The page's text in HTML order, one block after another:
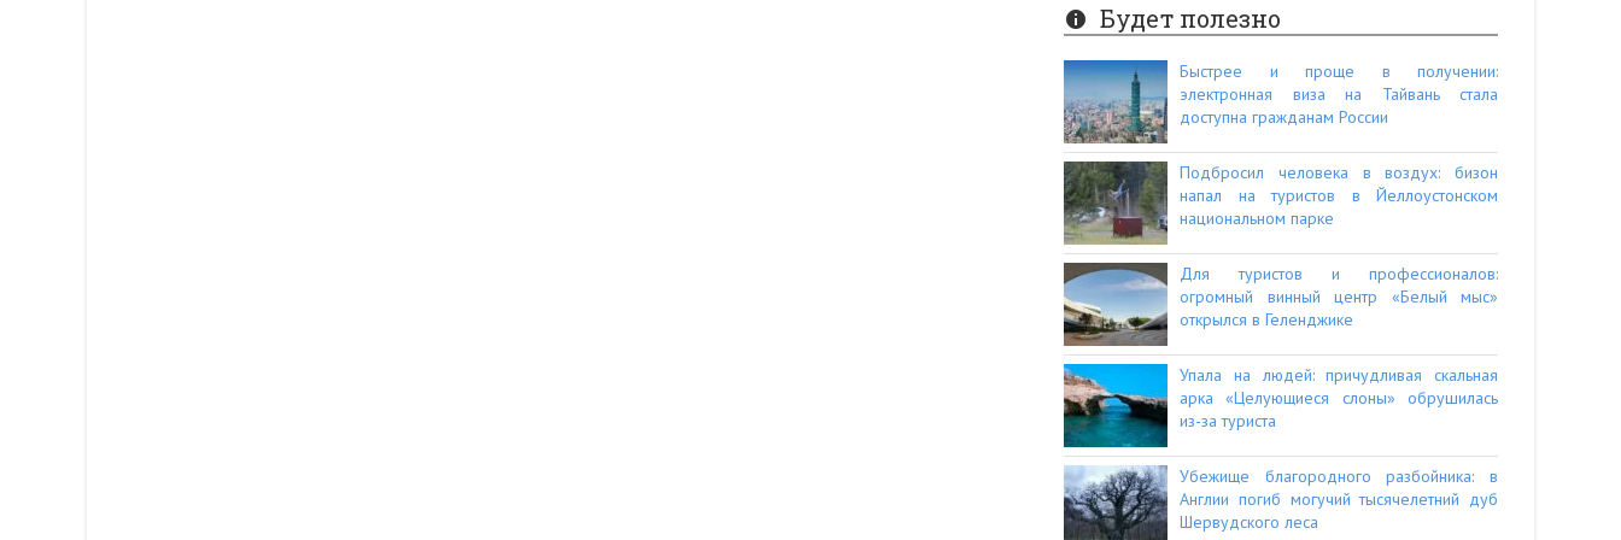
Будет полезно
Быстрее и проще в получении:
электронная виза на Тайвань стала
доступна гражданам России
Подбросил человека в воздух: бизон
напал на туристов в Йеллоустонском
национальном парке
Для туристов и профессионалов:
огромный винный центр «Белый мыс»
открылся в Геленджике
Упала на людей: причудливая скальная
арка «Целующиеся слоны» обрушилась
из-за туриста
Убежище благородного разбойника: в
Англии погиб могучий тысячелетний дуб
Шервудского леса